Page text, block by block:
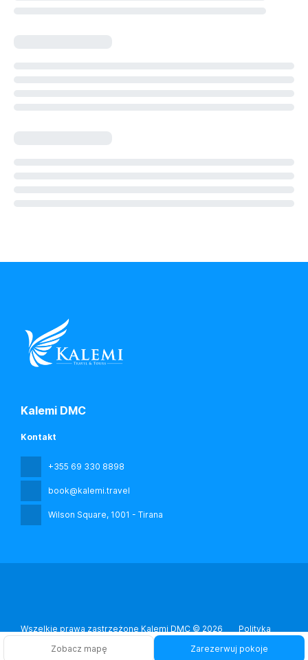
Zobacz mapę Zarezerwuj pokoje
Kalemi DMC
Kontakt
+355 69 330 8898
book@kalemi.travel
Wilson Square, 1001 - Tirana
Wszelkie prawa zastrzeżone Kalemi DMC © 2026
Polityka